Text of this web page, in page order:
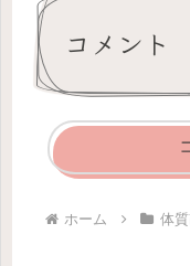
コメント
ホーム 体